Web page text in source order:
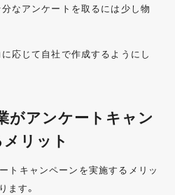
なアンケートを取るには少し物
応じて自社で作成するようにし
がアンケートキャン
リット
トキャンペーンを実施するメリッ
ます。